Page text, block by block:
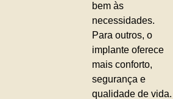
bem às
necessidades.
Para outros, o
implante oferece
mais conforto,
segurança e
qualidade de vida.